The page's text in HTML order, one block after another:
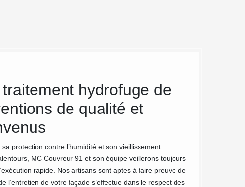
hydrofuge de
de qualité et
protection contre l’humidité et son vieillissement
MC Couvreur 91 et son équipe veillerons toujours
rapide. Nos artisans sont aptes à faire preuve de
l’entretien de votre façade s’effectue dans le respect des